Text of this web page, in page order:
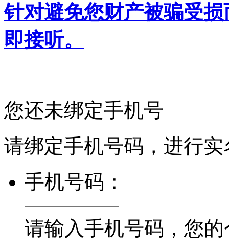
针对避免您财产被骗受
即接听。
您还未绑定手机号
请绑定手机号码，进行
手机号码：
请输入手机号码，您